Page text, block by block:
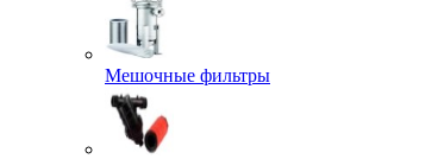
Мешочные фильтры